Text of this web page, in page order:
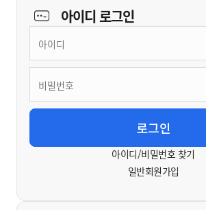
아이디로그인
아이디/비밀번호 찾기
일반회원가입